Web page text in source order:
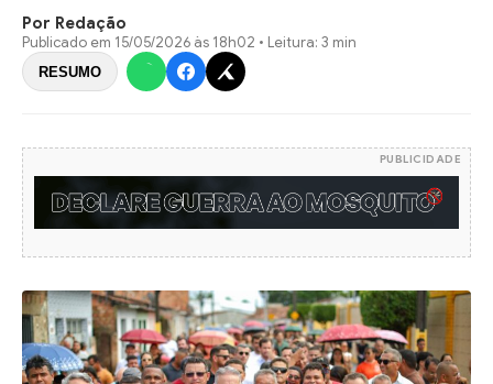
Por Redação
Publicado em 15/05/2026 às 18h02 • Leitura: 3 min
RESUMO
PUBLICIDADE